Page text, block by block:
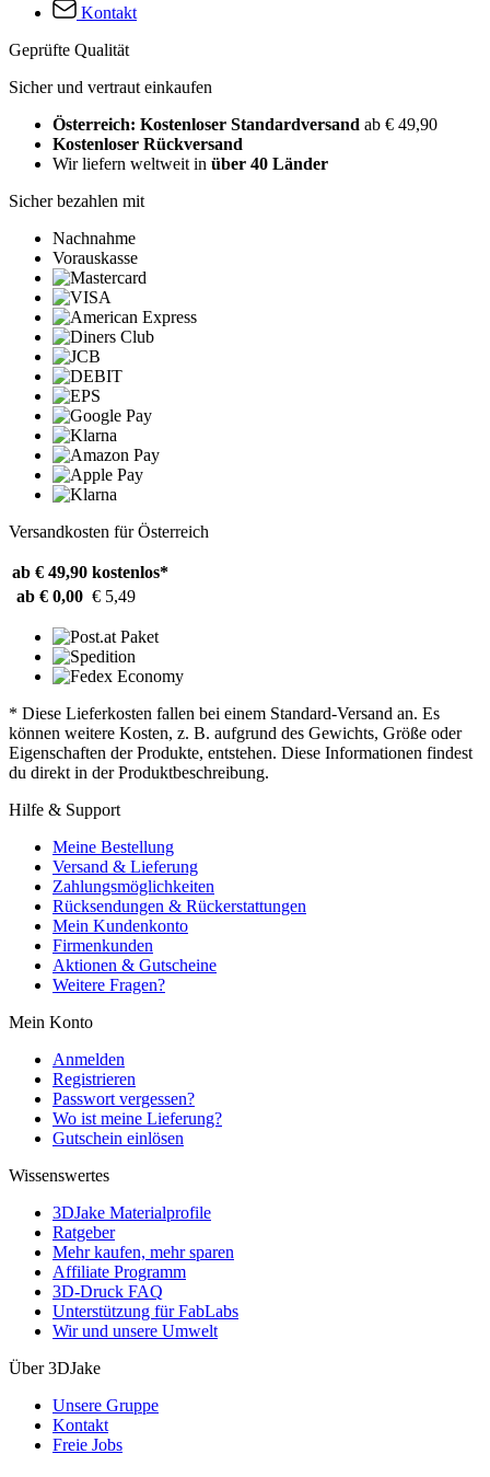
Kontakt
Geprüfte Qualität
Sicher und vertraut einkaufen
Österreich: Kostenloser Standardversand ab € 49,90
Kostenloser Rückversand
Wir liefern weltweit in über 40 Länder
Sicher bezahlen mit
Nachnahme
Vorauskasse
Versandkosten für Österreich
ab € 49,90 kostenlos*
ab € 0,00 € 5,49
* Diese Lieferkosten fallen bei einem Standard-Versand an. Es
können weitere Kosten, z. B. aufgrund des Gewichts, Größe oder
Eigenschaften der Produkte, entstehen. Diese Informationen findest
du direkt in der Produktbeschreibung.
Hilfe & Support
Meine Bestellung
Versand & Lieferung
Zahlungsmöglichkeiten
Rücksendungen & Rückerstattungen
Mein Kundenkonto
Firmenkunden
Aktionen & Gutscheine
Weitere Fragen?
Mein Konto
Anmelden
Registrieren
Passwort vergessen?
Wo ist meine Lieferung?
Gutschein einlösen
Wissenswertes
3DJake Materialprofile
Ratgeber
Mehr kaufen, mehr sparen
Affiliate Programm
3D-Druck FAQ
Unterstützung für FabLabs
Wir und unsere Umwelt
Über 3DJake
Unsere Gruppe
Kontakt
Freie Jobs